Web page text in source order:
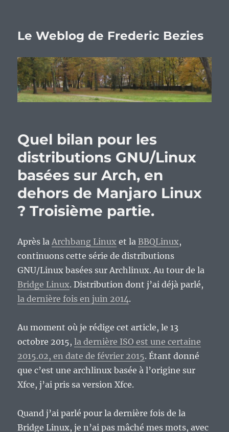
Le Weblog de Frederic Bezies
Quel bilan pour les
distributions GNU/Linux
basées sur Arch, en
dehors de Manjaro Linux
? Troisième partie.
Après laArchbang Linux et laBBQLinux,
continuons cette série de distributions
GNU/Linux basées sur Archlinux. Au tour de la
Bridge Linux. Distribution dont j’ai déjà parlé,
la dernière fois en juin 2014.
Au moment où je rédige cet article, le 13
octobre 2015,la dernière ISO est une certaine
2015.02, en date de février 2015. Étant donné
que c’est une archlinux basée à l’origine sur
Xfce, j’ai pris sa version Xfce.
Quand j’ai parlé pour la dernière fois de la
Bridge Linux, je n’ai pas mâché mes mots, avec